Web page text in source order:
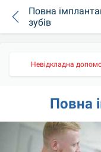
Повна
зубів
Невідкладна
Повна